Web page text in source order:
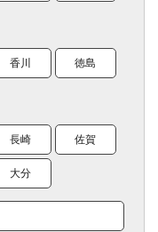
香川 徳島
長崎 佐賀
大分